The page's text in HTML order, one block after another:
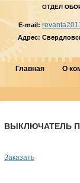
ОТДЕЛ
E-mail:
Адрес:
Главная О
ВЫКЛЮЧАТЕЛЬ
Заказать